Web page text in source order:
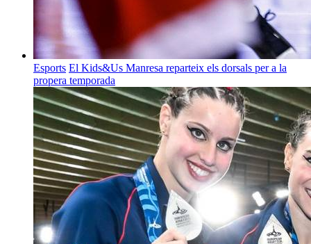
Esports El Kids&Us Manresa reparteix els dorsals per a la
propera temporada